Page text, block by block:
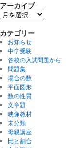
アーカイブ
ア
カ
イ
ブ
カテゴリー
お知らせ
中学受験
各校の入試問題から
問題集
場合の数
平面図形
数の性質
文章題
映像教材
未分類
母親講座
比と割合